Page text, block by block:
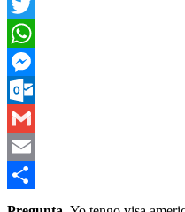
Facebook
Twitter
WhatsApp
Messenger
Outlook.com
Gmail
Email
Compartir